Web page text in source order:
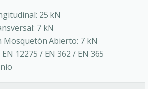
25 kN
7 kN
Mosquetón Abierto: 7 kN
12275 / EN 362 / EN 365